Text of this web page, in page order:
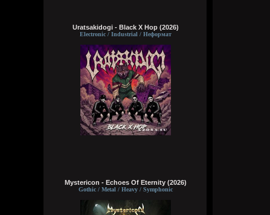
Uratsakidogi - Black X Hop (2026)
Electronic / Industrial / Неформат
Mystericon - Echoes Of Eternity (2026)
Gothic / Metal / Heavy / Symphonic